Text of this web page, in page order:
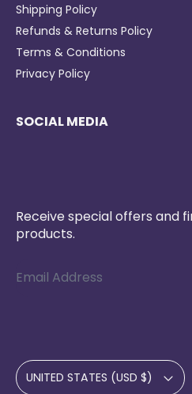
Shipping Policy
Refunds & Returns Policy
Terms & Conditions
Privacy Policy
SOCIAL MEDIA
Receive special offers and
products.
Country/region UNITED STATES (USD $)